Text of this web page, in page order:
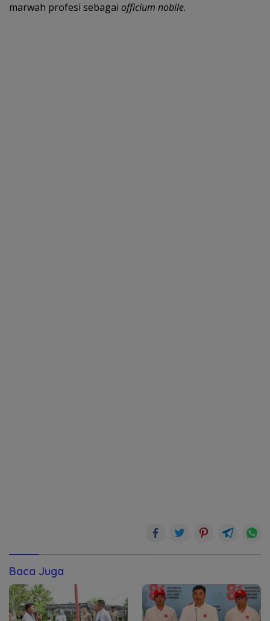
marwah profesi sebagai officium nobile.
Baca Juga